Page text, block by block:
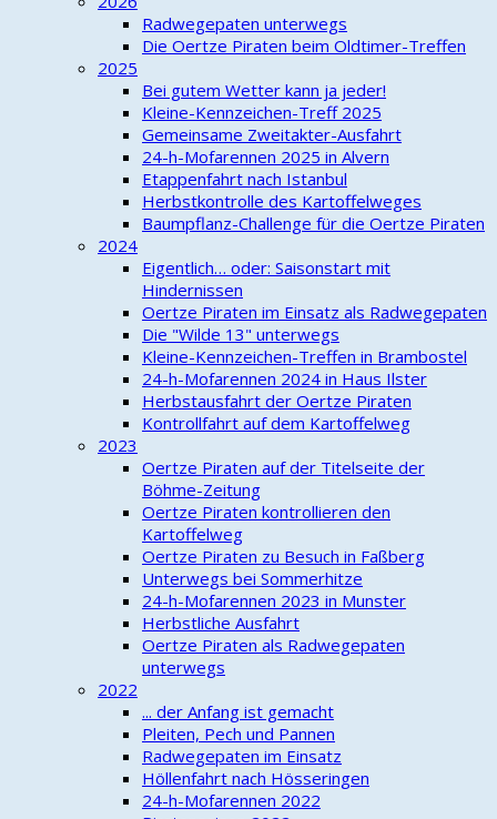
Radwegepaten unterwegs
Die Oertze Piraten beim Oldtimer-Treffen
2025
Bei gutem Wetter kann ja jeder!
Kleine-Kennzeichen-Treff 2025
Gemeinsame Zweitakter-Ausfahrt
24-h-Mofarennen 2025 in Alvern
Etappenfahrt nach Istanbul
Herbstkontrolle des Kartoffelweges
Baumpflanz-Challenge für die Oertze Piraten
2024
Eigentlich… oder: Saisonstart mit
Hindernissen
Oertze Piraten im Einsatz als Radwegepaten
Die "Wilde 13" unterwegs
Kleine-Kennzeichen-Treffen in Brambostel
24-h-Mofarennen 2024 in Haus Ilster
Herbstausfahrt der Oertze Piraten
Kontrollfahrt auf dem Kartoffelweg
2023
Oertze Piraten auf der Titelseite der
Böhme-Zeitung
Oertze Piraten kontrollieren den
Kartoffelweg
Oertze Piraten zu Besuch in Faßberg
Unterwegs bei Sommerhitze
24-h-Mofarennen 2023 in Munster
Herbstliche Ausfahrt
Oertze Piraten als Radwegepaten
unterwegs
2022
... der Anfang ist gemacht
Pleiten, Pech und Pannen
Radwegepaten im Einsatz
Höllenfahrt nach Hösseringen
24-h-Mofarennen 2022